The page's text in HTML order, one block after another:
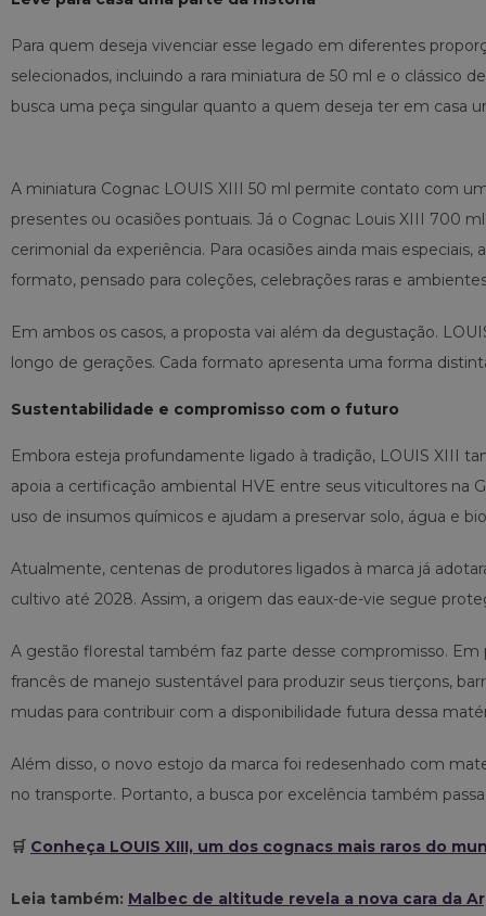
Para quem deseja vivenciar esse legado em diferentes
selecionados, incluindo a rara miniatura de 50 ml e o clássico
busca uma peça singular quanto a quem deseja ter em casa
A miniatura Cognac LOUIS XIII 50 ml permite contato com
presentes ou ocasiões pontuais. Já o Cognac Louis XIII 700
cerimonial da experiência. Para ocasiões ainda mais
formato, pensado para coleções, celebrações raras e
Em ambos os casos, a proposta vai além da degustação.
longo de gerações. Cada formato apresenta uma forma
Sustentabilidade e compromisso com o futuro
Embora esteja profundamente ligado à tradição, LOUIS XIII
apoia a certificação ambiental HVE entre seus viticultores na
uso de insumos químicos e ajudam a preservar solo, água e
Atualmente, centenas de produtores ligados à marca já
cultivo até 2028. Assim, a origem das eaux-de-vie segue
A gestão florestal também faz parte desse compromisso. Em
francês de manejo sustentável para produzir seus tierçons,
mudas para contribuir com a disponibilidade futura dessa
Além disso, o novo estojo da marca foi redesenhado com
no transporte. Portanto, a busca por excelência também
🛒 Conheça LOUIS XIII, um dos cognacs mais raros do
Leia também: Malbec de altitude revela a nova cara da